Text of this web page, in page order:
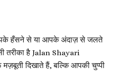
हँसने से या आपके अंदाज़ से जलते
तरीका है Jalan Shayari
मज़बूती दिखाते हैं, बल्कि आपकी चुप्पी